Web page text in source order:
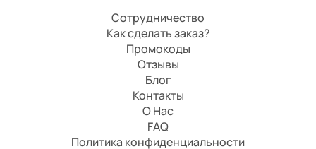
Сотрудничество
Как сделать заказ?
Промокоды
Отзывы
Блог
Контакты
О Нас
FAQ
Политика конфиденциальности